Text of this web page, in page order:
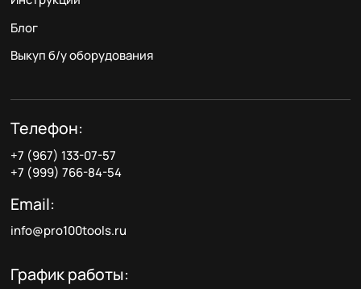
Блог
Выкуп б/у оборудования
Телефон:
+7 (967) 133-07-57
+7 (999) 766-84-54
Email:
info@pro100tools.ru
График работы: